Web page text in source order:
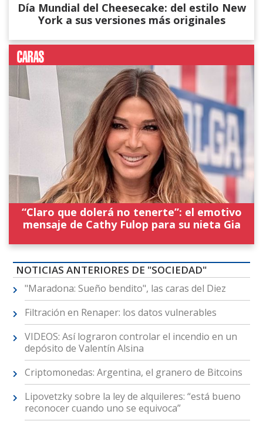
Día Mundial del Cheesecake: del estilo New
York a sus versiones más originales
“Claro que dolerá no tenerte”: el emotivo
mensaje de Cathy Fulop para su nieta Gia
NOTICIAS ANTERIORES DE "SOCIEDAD"
"Maradona: Sueño bendito", las caras del Diez
Filtración en Renaper: los datos vulnerables
VIDEOS: Así lograron controlar el incendio en un
depósito de Valentín Alsina
Criptomonedas: Argentina, el granero de Bitcoins
Lipovetzky sobre la ley de alquileres: “está bueno
reconocer cuando uno se equivoca”